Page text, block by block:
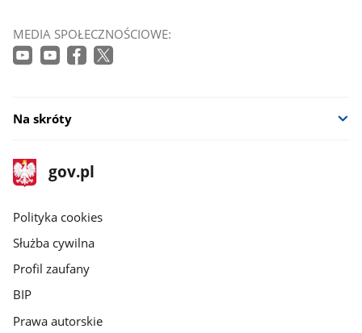
MEDIA SPOŁECZNOŚCIOWE:
Na skróty
stopka
gov.pl
Strona
gov.pl
gov.pl
Polityka cookies
Służba cywilna
Profil zaufany
BIP
Prawa autorskie